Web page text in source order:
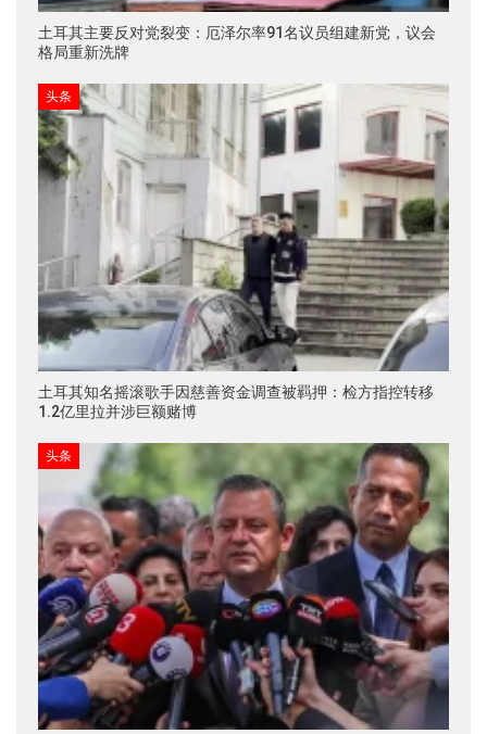
土耳其主要反对党裂变：厄泽尔率91名议员组建新党，议会
格局重新洗牌
头条
土耳其知名摇滚歌手因慈善资金调查被羁押：检方指控转移
1.2亿里拉并涉巨额赌博
头条